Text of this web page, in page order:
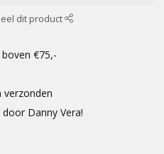
dit product
€75,-
verzonden
Danny Vera!